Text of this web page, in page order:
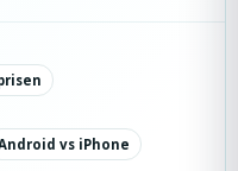
vs iPhone